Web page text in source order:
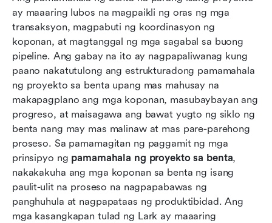
ay maaaring lubos na magpaikli ng oras ng mga
transaksyon, magpabuti ng koordinasyon ng
koponan, at magtanggal ng mga sagabal sa buong
pipeline. Ang gabay na ito ay nagpapaliwanag kung
paano nakatutulong ang estrukturadong pamamahala
ng proyekto sa benta upang mas mahusay na
makapagplano ang mga koponan, masubaybayan ang
progreso, at maisagawa ang bawat yugto ng siklo ng
benta nang may mas malinaw at mas pare-parehong
proseso. Sa pamamagitan ng paggamit ng mga
prinsipyo ng pamamahala ng proyekto sa benta,
nakakakuha ang mga koponan sa benta ng isang
paulit-ulit na proseso na nagpapabawas ng
panghuhula at nagpapataas ng produktibidad. Ang
mga kasangkapan tulad ng Lark ay maaaring
Mga kasangkapang karaniwang ginagamit ng
mga sales team at ang kanilang mga
limitasyon
Ayusin lahat sa iisa: Gamitin ang Lark para sa
makabagong pamamahala ng proyekto sa
pagbebenta
Mga sukatan sa pamamahala ng proyekto sa
pagbebenta na mahalaga
Bakit kailangan ng mga sales team ng
pamamahala ng proyekto
Mga halimbawa ng pamamahala ng proyekto sa
pagbebenta